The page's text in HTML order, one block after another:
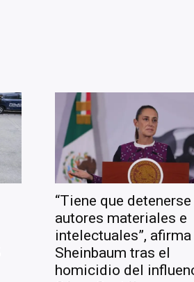
“Tiene que
autores materiales e
intelectuales”, afirma
Sheinbaum tras el
homicidio del